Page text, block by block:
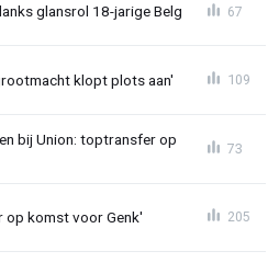
glansrol 18-jarige Belg 67
klopt plots aan' 109
bij Union: toptransfer op
73
op komst voor Genk' 205